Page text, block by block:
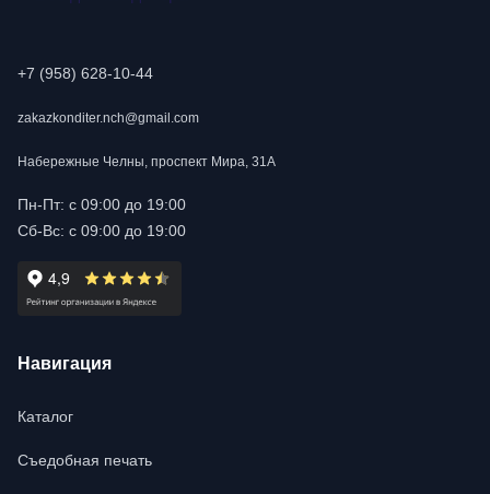
+7 (958) 628-10-44
zakazkonditer.nch@gmail.com
Набережные Челны, проспект Мира, 31А
Пн-Пт: с 09:00 до 19:00
Сб-Вс: с 09:00 до 19:00
Навигация
Каталог
Съедобная печать